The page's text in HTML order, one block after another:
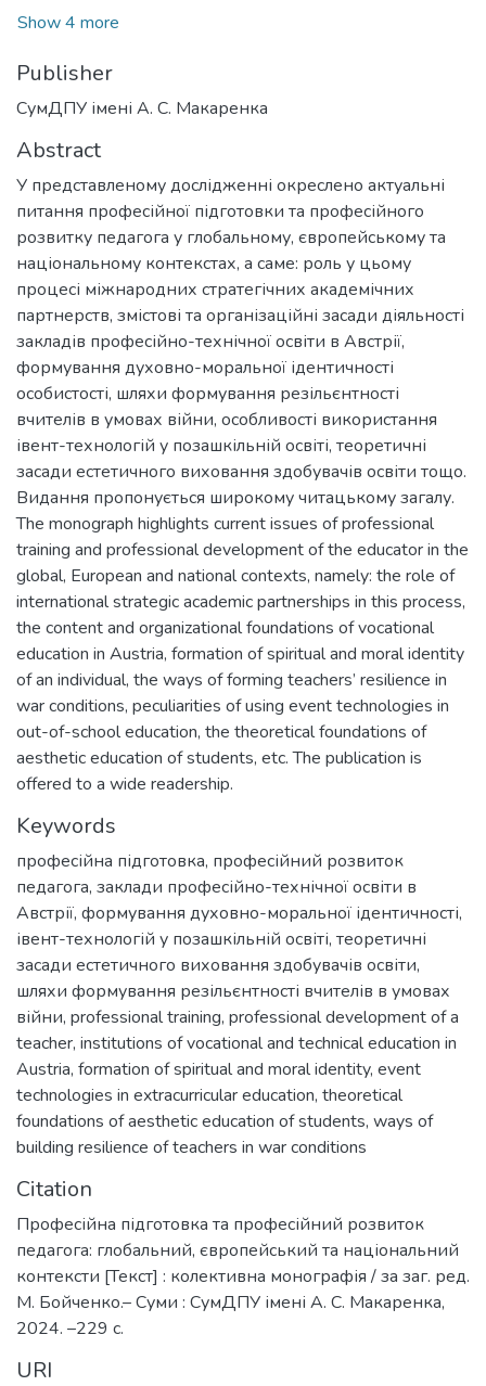
Show 4 more
Publisher
СумДПУ імені А. С. Макаренка
Abstract
У представленому дослідженні окреслено актуальні
питання професійної підготовки та професійного
розвитку педагога у глобальному, європейському та
національному контекстах, а саме: роль у цьому
процесі міжнародних стратегічних академічних
партнерств, змістові та організаційні засади діяльності
закладів професійно-технічної освіти в Австрії,
формування духовно-моральної ідентичності
особистості, шляхи формування резільєнтності
вчителів в умовах війни, особливості використання
івент-технологій у позашкільній освіті, теоретичні
засади естетичного виховання здобувачів освіти тощо.
Видання пропонується широкому читацькому загалу.
The monograph highlights current issues of professional
training and professional development of the educator in the
global, European and national contexts, namely: the role of
international strategic academic partnerships in this process,
the content and organizational foundations of vocational
education in Austria, formation of spiritual and moral identity
of an individual, the ways of forming teachers’ resilience in
war conditions, peculiarities of using event technologies in
out-of-school education, the theoretical foundations of
aesthetic education of students, etc. The publication is
offered to a wide readership.
Keywords
професійна підготовка, професійний розвиток
педагога, заклади професійно-технічної освіти в
Австрії, формування духовно-моральної ідентичності,
івент-технологій у позашкільній освіті, теоретичні
засади естетичного виховання здобувачів освіти,
шляхи формування резільєнтності вчителів в умовах
війни, professional training, professional development of a
teacher, institutions of vocational and technical education in
Austria, formation of spiritual and moral identity, event
technologies in extracurricular education, theoretical
foundations of aesthetic education of students, ways of
building resilience of teachers in war conditions
Citation
Професійна підготовка та професійний розвиток
педагога: глобальний, європейський та національний
контексти [Текст] : колективна монографія / за заг. ред.
М. Бойченко.– Суми : СумДПУ імені А. С. Макаренка,
2024. –229 с.
URI